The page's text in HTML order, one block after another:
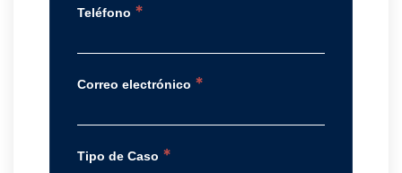
Teléfono *
Correo electrónico *
Tipo de Caso *